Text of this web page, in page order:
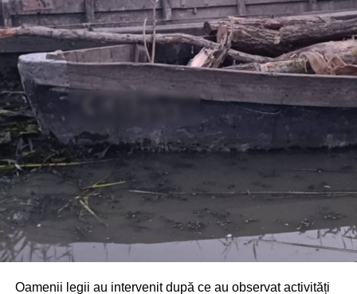
Din fericire, nimeni nu a avut de suferit, iar reprezentanții
comunității au mulțumit atât pompierilor din Drochia, cât și
localnicilor care au intervenit prompt și au contribuit la
limitarea pagubelor.
Oamenii legii au intervenit după ce au observat activități